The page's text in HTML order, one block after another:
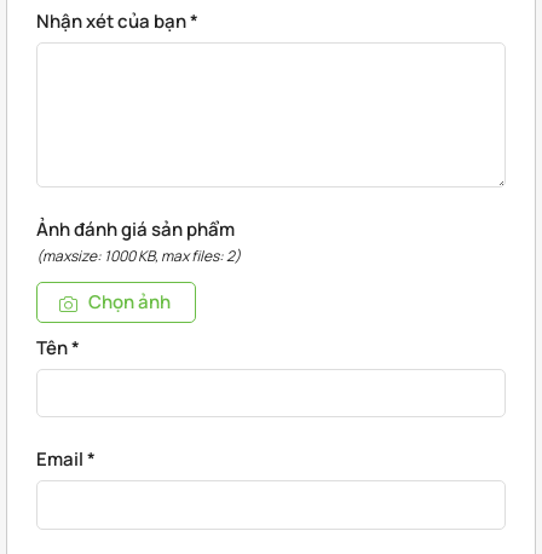
Nhận xét của bạn*
Ảnh đánh giá sản phẩm
(maxsize: 1000 KB, max files: 2)
Chọn ảnh
Tên*
Email*